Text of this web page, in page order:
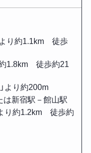
より約1.1km 徒歩
1.8km 徒歩約21
より約200m
は新宿駅－館山駅
り約1.2km 徒歩約